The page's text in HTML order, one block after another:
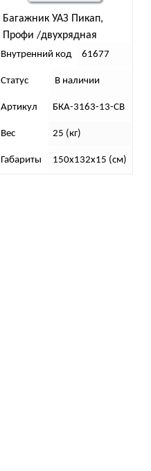
Багажник УАЗ Пикап,
Профи /двухрядная
кабина/ “ТРАПЕЦИЯ”
Внутренний код 61677
Статус В наличии
Артикул БКА-3163-13-СВ
Вес 25 (кг)
Габариты 150х132х15 (см)